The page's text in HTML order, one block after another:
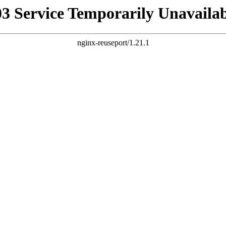
Service Temporarily
nginx-reuseport/1.21.1